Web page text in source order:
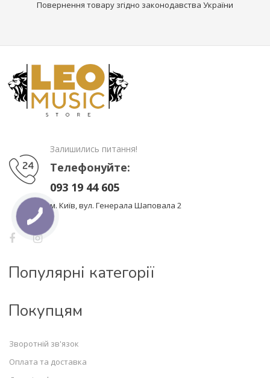
Повернення товару згідно законодавства України
Залишились питання!
Телефонуйте:
093 19 44 605
м. Київ, вул. Генерала Шаповала 2
Популярні категорії
Покупцям
Зворотній зв'язок
Оплата та доставка